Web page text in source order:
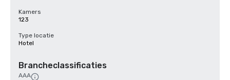
Kamers
123
Type locatie
Hotel
Brancheclassificaties
AAA